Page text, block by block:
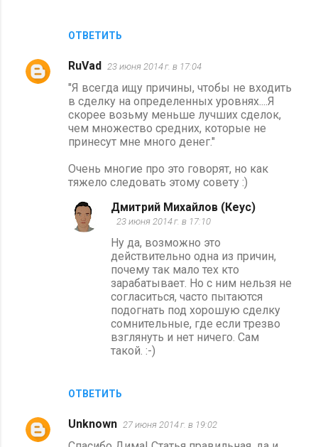
ОТВЕТИТЬ
RuVad 23 июня 2014 г. в 17:04
"Я всегда ищу причины, чтобы не входить
в сделку на определенных уровнях....Я
скорее возьму меньше лучших сделок,
чем множество средних, которые не
принесут мне много денег."
Очень многие про это говорят, но как
тяжело следовать этому совету :)
ОТВЕТИТЬ
Дмитрий Михайлов (Кеус)
23 июня 2014 г. в 17:10
Ну да, возможно это
действительно одна из причин,
почему так мало тех кто
зарабатывает. Но с ним нельзя не
согласиться, часто пытаются
подогнать под хорошую сделку
сомнительные, где если трезво
взглянуть и нет ничего. Сам
такой. :-)
Unknown 27 июня 2014 г. в 19:02